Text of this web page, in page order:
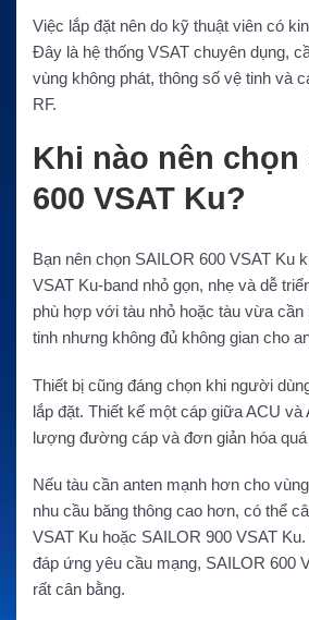
Việc lắp đặt nên do kỹ thuật viên có
Đây là hệ thống VSAT chuyên dụng,
vùng không phát, thông số vệ tinh và
RF.
Khi nào nên chọn
600 VSAT Ku?
Bạn nên chọn SAILOR 600 VSAT Ku
VSAT Ku-band nhỏ gọn, nhẹ và dễ
phù hợp với tàu nhỏ hoặc tàu vừa cần
tinh nhưng không đủ không gian cho
Thiết bị cũng đáng chọn khi người
lắp đặt. Thiết kế một cáp giữa ACU và
lượng đường cáp và đơn giản hóa
Nếu tàu cần anten mạnh hơn cho
nhu cầu băng thông cao hơn, có thể
VSAT Ku hoặc SAILOR 900 VSAT
đáp ứng yêu cầu mạng, SAILOR 600
rất cân bằng.